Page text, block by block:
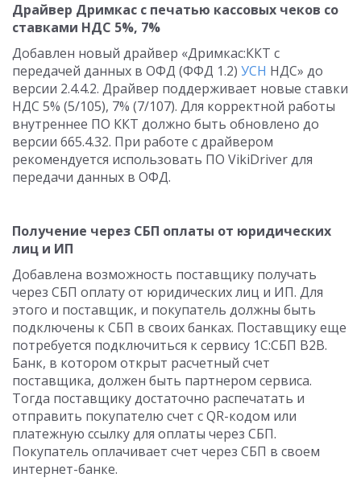
Драйвер Дримкас с печатью кассовых чеков со
ставками НДС 5%, 7%
Добавлен новый драйвер «Дримкас:ККТ с
передачей данных в ОФД (ФФД 1.2) УСН НДС» до
версии 2.4.4.2. Драйвер поддерживает новые ставки
НДС 5% (5/105), 7% (7/107). Для корректной работы
внутреннее ПО ККТ должно быть обновлено до
версии 665.4.32. При работе с драйвером
рекомендуется использовать ПО VikiDriver для
передачи данных в ОФД.
Получение через СБП оплаты от юридических
лиц и ИП
Добавлена возможность поставщику получать
через СБП оплату от юридических лиц и ИП. Для
этого и поставщик, и покупатель должны быть
подключены к СБП в своих банках. Поставщику еще
потребуется подключиться к сервису 1С:СБП B2B.
Банк, в котором открыт расчетный счет
поставщика, должен быть партнером сервиса.
Тогда поставщику достаточно распечатать и
отправить покупателю счет с QR-кодом или
платежную ссылку для оплаты через СБП.
Покупатель оплачивает счет через СБП в своем
интернет-банке.